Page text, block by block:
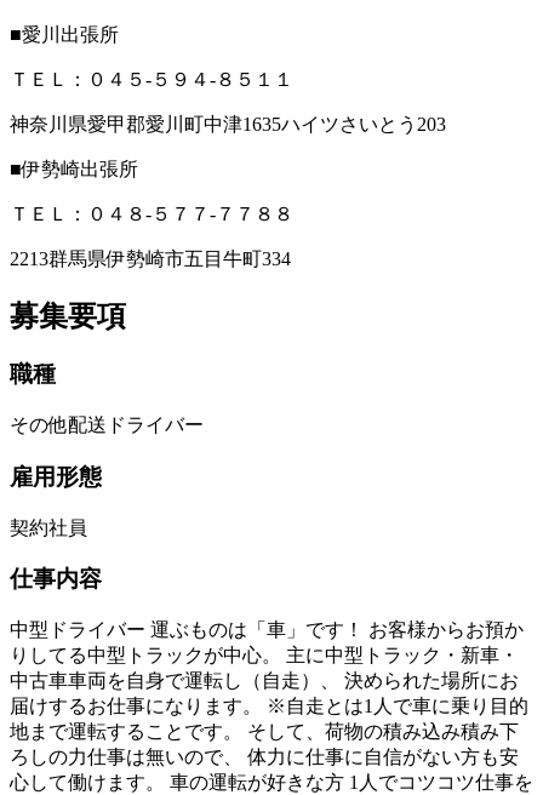
■愛川出張所
ＴＥＬ：０４５‐５９４‐８５１１
神奈川県愛甲郡愛川町中津1635ハイツさいとう203
■伊勢崎出張所
ＴＥＬ：０４８‐５７７‐７７８８
2213群馬県伊勢崎市五目牛町334
募集要項
職種
その他配送ドライバー
雇用形態
契約社員
仕事内容
中型ドライバー 運ぶものは「車」です！ お客様からお預か
りしてる中型トラックが中心。 主に中型トラック・新車・
中古車車両を自身で運転し（自走）、 決められた場所にお
届けするお仕事になります。 ※自走とは1人で車に乗り目的
地まで運転することです。 そして、荷物の積み込み積み下
ろしの力仕事は無いので、 体力に仕事に自信がない方も安
心して働けます。 車の運転が好きな方 1人でコツコツ仕事を